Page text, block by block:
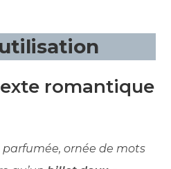
romantique
ornée de mots